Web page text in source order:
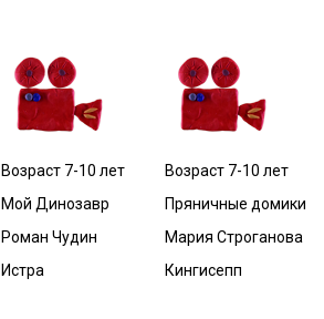
Возраст 7-10 лет
Мой Динозавр
Роман Чудин
Истра
Возраст 7-10 лет
Пряничные домики
Мария Строганова
Кингисепп